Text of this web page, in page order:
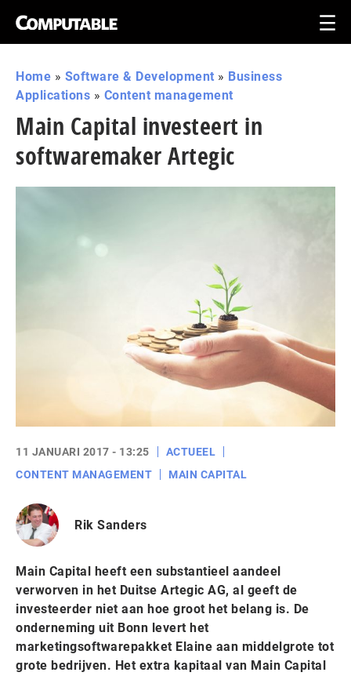
Home » Software & Development » Business
Applications » Content management
Main Capital investeert in
softwaremaker Artegic
11 JANUARI 2017 - 13:25
ACTUEEL
CONTENT MANAGEMENT
MAIN CAPITAL
Rik Sanders
Main Capital heeft een substantieel aandeel
verworven in het Duitse Artegic AG, al geeft de
investeerder niet aan hoe groot het belang is. De
onderneming uit Bonn levert het
marketingsoftwarepakket Elaine aan middelgrote tot
grote bedrijven. Het extra kapitaal van Main Capital